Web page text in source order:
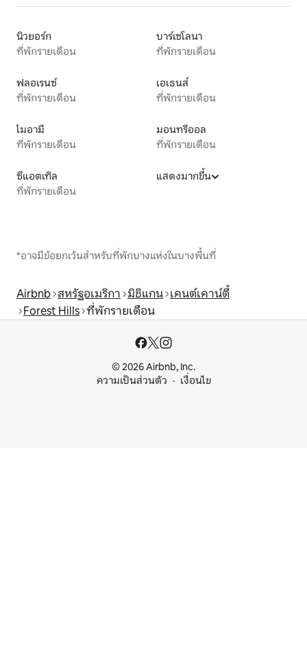
นิวยอร์ก
ที่พักรายเดือน
บาร์เซโลนา
ที่พักรายเดือน
ฟลอเรนซ์
ที่พักรายเดือน
เอเธนส์
ที่พักรายเดือน
ไมอามี
ที่พักรายเดือน
มอนทรีออล
ที่พักรายเดือน
ซีแอตเทิล
ที่พักรายเดือน
แสดงมากขึ้น
*อาจมีข้อยกเว้นสำหรับที่พักบางแห่งในบางพื้นที่
Airbnb สหรัฐอเมริกา มิชิแกน เคนต์เคาน์ตี้
Forest Hills ที่พักรายเดือน
© 2026 Airbnb, Inc.
ความเป็นส่วนตัว
เงื่อนไข